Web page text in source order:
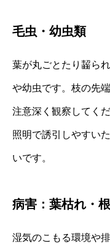
毛虫・幼虫類
葉が丸ごとたり齧ら
や幼虫です。枝の先
注意深く観察してく
照明で誘引しやすい
いです。
病害：葉枯れ・
湿気のこもる環境や